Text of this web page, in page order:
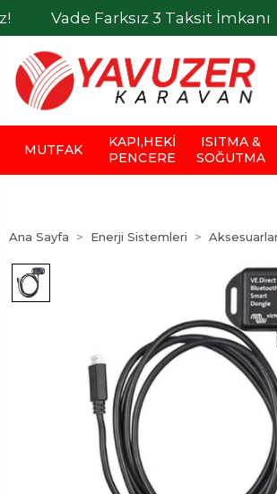
Farksız 3 Taksit İmkanı
MUTFAK
KAPI,HEKI
PENCERE
ISITMA &
SOĞUTMA
Ana Sayfa Enerji Sistemleri